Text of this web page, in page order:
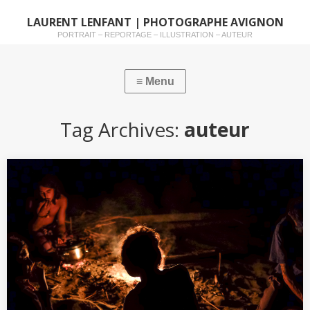
LAURENT LENFANT | PHOTOGRAPHE AVIGNON
PORTRAIT – REPORTAGE – ILLUSTRATION – AUTEUR
Tag Archives: auteur